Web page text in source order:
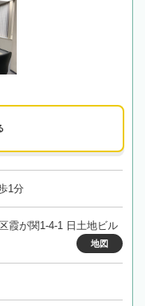
1分
霞が関1-4-1 日土地ビル
地図